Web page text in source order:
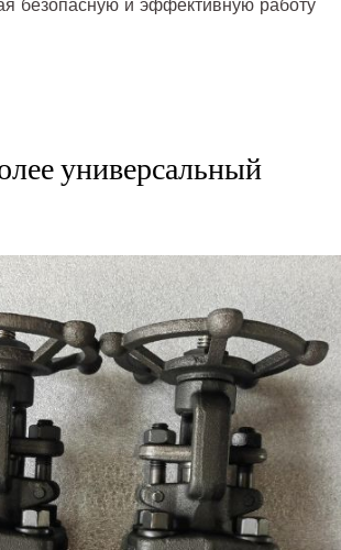
безопасную и эффективную работу
универсальный